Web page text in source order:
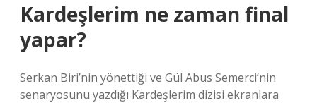
Kardeşlerim ne zaman final
yapar?
Serkan Biri’nin yönettiği ve Gül Abus Semerci’nin
senaryosunu yazdığı Kardeşlerim dizisi ekranlara